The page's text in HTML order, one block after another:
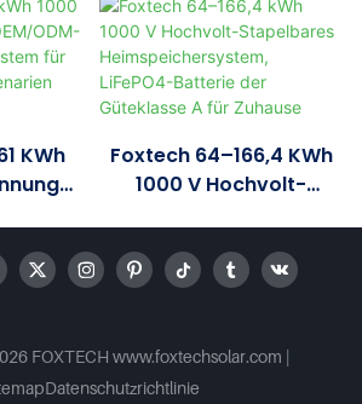
KWh
Foxtech 64–166,4 KWh
1000 V Hochvolt-
LiFePO4-Batterie Der
FOXTECH www.foxtechsolar.com |
Datenschutzrichtlinie